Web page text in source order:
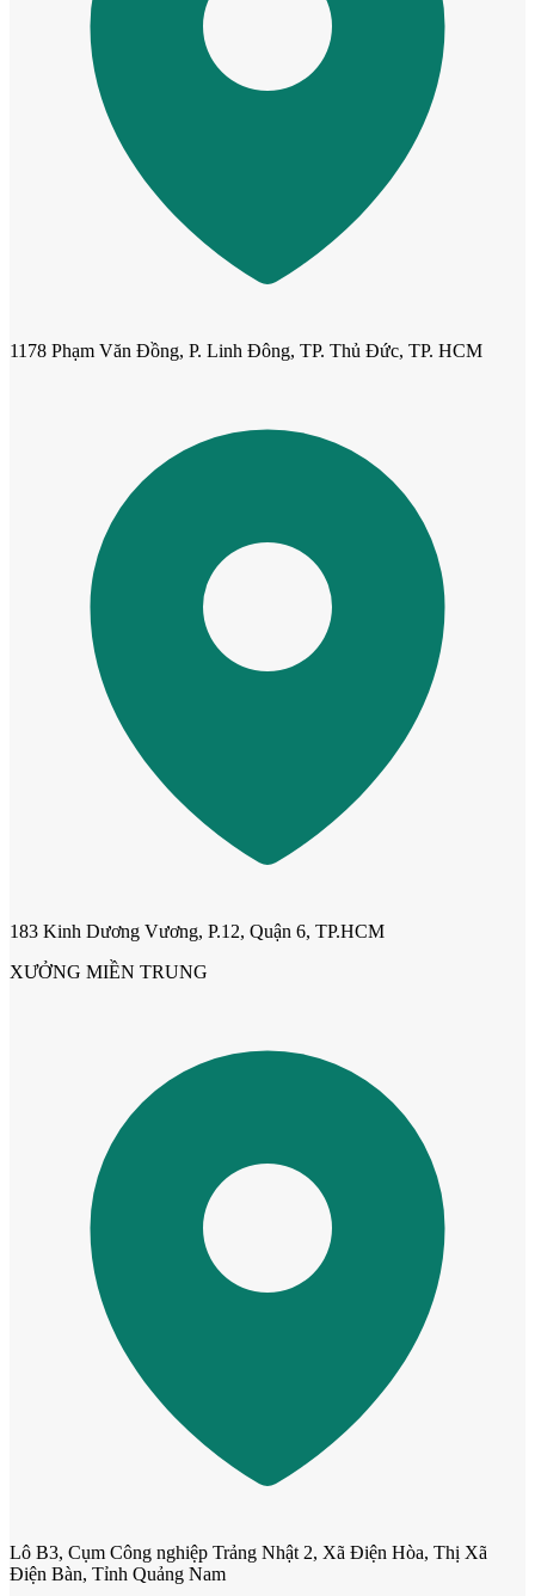
Cửa Nhựa Giá Rẻ
Cửa Nhựa Vân Gỗ
Cửa Nhựa Gỗ Ghép Thanh
1178 Phạm Văn Đồng, P. Linh Đông, TP. Thủ Đức, TP. HCM
183 Kinh Dương Vương, P.12, Quận 6, TP.HCM
XƯỞNG MIỀN TRUNG
Lô B3, Cụm Công nghiệp Trảng Nhật 2, Xã Điện Hòa, Thị Xã
Điện Bàn, Tỉnh Quảng Nam